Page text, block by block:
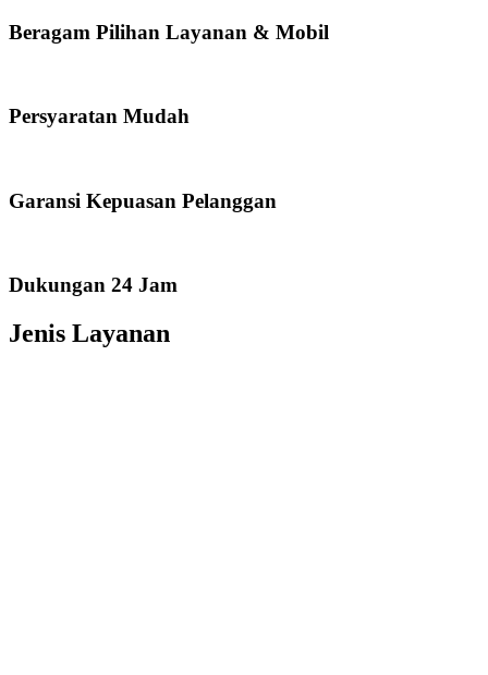
Beragam Pilihan Layanan & Mobil
Persyaratan Mudah
Garansi Kepuasan Pelanggan
Dukungan 24 Jam
Jenis Layanan